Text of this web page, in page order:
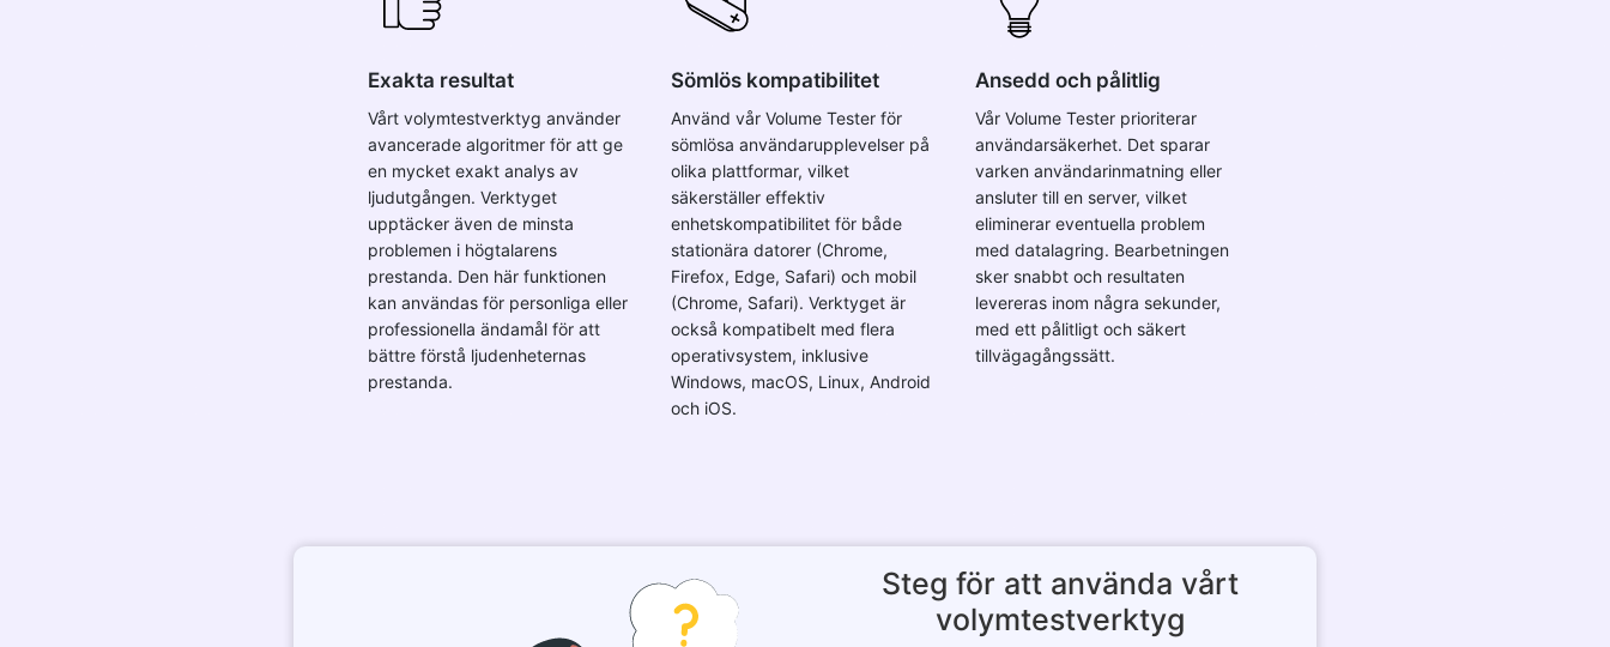
Exakta resultat
Vårt volymtestverktyg använder
avancerade algoritmer för att ge
en mycket exakt analys av
ljudutgången. Verktyget
upptäcker även de minsta
problemen i högtalarens
prestanda. Den här funktionen
kan användas för personliga eller
professionella ändamål för att
bättre förstå ljudenheternas
prestanda.
Sömlös kompatibilitet
Använd vår Volume Tester för
sömlösa användarupplevelser på
olika plattformar, vilket
säkerställer effektiv
enhetskompatibilitet för både
stationära datorer (Chrome,
Firefox, Edge, Safari) och mobil
(Chrome, Safari). Verktyget är
också kompatibelt med flera
operativsystem, inklusive
Windows, macOS, Linux, Android
och iOS.
Ansedd och pålitlig
Vår Volume Tester prioriterar
användarsäkerhet. Det sparar
varken användarinmatning eller
ansluter till en server, vilket
eliminerar eventuella problem
med datalagring. Bearbetningen
sker snabbt och resultaten
levereras inom några sekunder,
med ett pålitligt och säkert
tillvägagångssätt.
Steg för att använda vårt
volymtestverktyg